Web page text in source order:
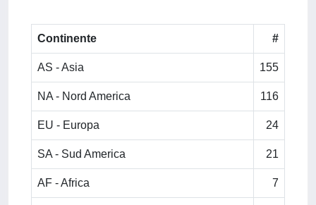
Continente #
AS - Asia 155
NA - Nord America 116
EU - Europa 24
SA - Sud America 21
AF - Africa 7